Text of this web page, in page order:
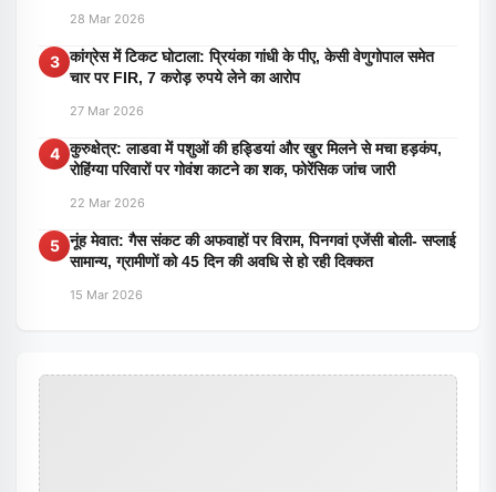
28 Mar 2026
3 कांग्रेस में टिकट घोटाला: प्रियंका गांधी के पीए, केसी वेणुगोपाल समेत
चार पर FIR, 7 करोड़ रुपये लेने का आरोप
27 Mar 2026
4 कुरुक्षेत्र: लाडवा में पशुओं की हड्डियां और खुर मिलने से मचा हड़कंप,
रोहिंग्या परिवारों पर गोवंश काटने का शक, फोरेंसिक जांच जारी
22 Mar 2026
5 नूंह मेवात: गैस संकट की अफवाहों पर विराम, पिनगवां एजेंसी बोली- सप्लाई
सामान्य, ग्रामीणों को 45 दिन की अवधि से हो रही दिक्कत
15 Mar 2026